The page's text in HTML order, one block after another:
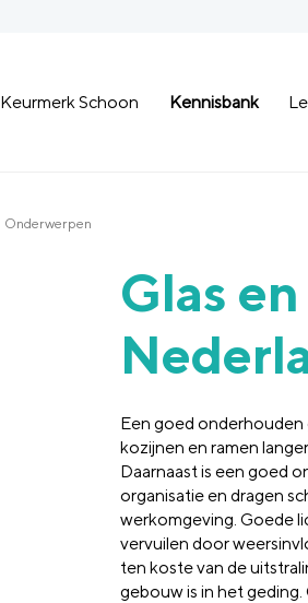
Keurmerk Schoon Kennisbank
Onderwerpen
Glas
Een goed onderhouden
kozijnen en ramen
Daarnaast is een goed
organisatie en dragen
werkomgeving. Goede
vervuilen door
ten koste van de
gebouw is in het